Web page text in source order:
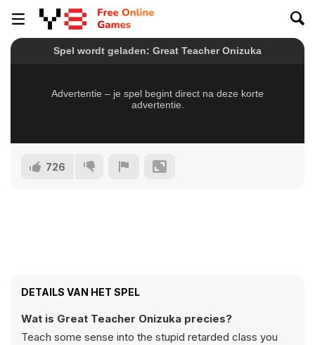
726
DETAILS VAN HET SPEL
Wat is Great Teacher Onizuka precies?
Teach some sense into the stupid retarded class you